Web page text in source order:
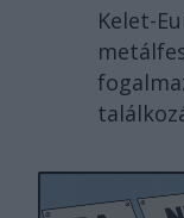
Kelet-